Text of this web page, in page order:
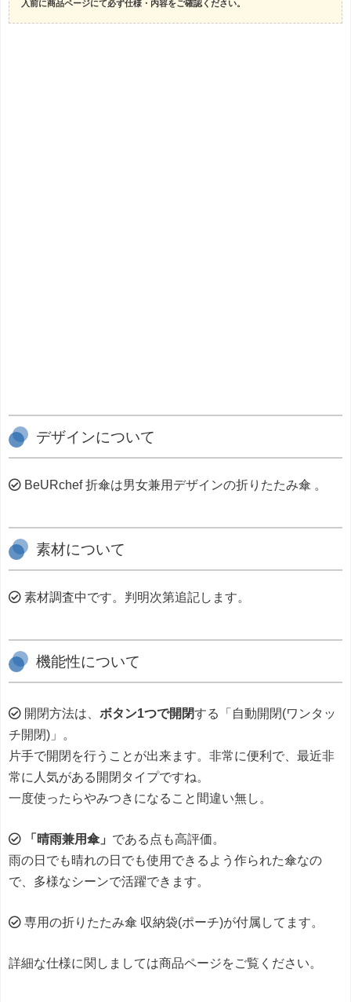
入前に商品ページにて必ず仕様・内容をご確認ください。
デザインについて
BeURchef 折傘は男女兼用デザインの折りたたみ傘 。
素材について
素材調査中です。判明次第追記します。
機能性について
開閉方法は、 ボタン1つで開閉する「自動開閉(ワンタッ
チ開閉)」。
片手で開閉を行うことが出来ます。非常に便利で、最近非
常に人気がある開閉タイプですね。
一度使ったらやみつきになること間違い無し。
「晴雨兼用傘」 である点も高評価。
雨の日でも晴れの日でも使用できるよう作られた傘なの
で、多様なシーンで活躍できます。
専用の折りたたみ傘 収納袋(ポーチ)が付属してます。
詳細な仕様に関しましては商品ページをご覧ください。